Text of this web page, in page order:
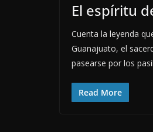
El espíritu
Cuenta la leyenda
Guanajuato, el
pasearse por los
Read More